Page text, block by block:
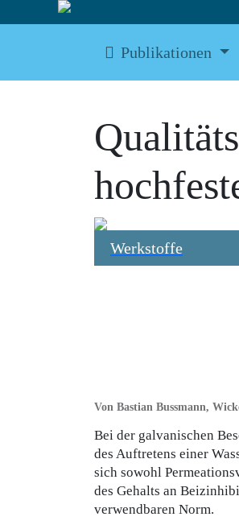
Publikationen
Werkstoffe
Von Bastian Bussmann,
Bei der galvanischen
des Auftretens einer
sich sowohl
des Gehalts an
verwendbaren Norm.